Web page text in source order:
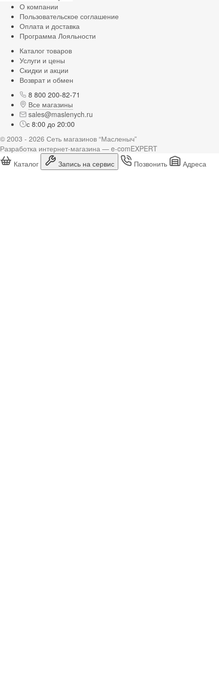
О компании
Пользовательское соглашение
Оплата и доставка
Программа Лояльности
Каталог товаров
Услуги и цены
Скидки и акции
Возврат и обмен
8 800 200-82-71
Все магазины
sales@maslenych.ru
с 8:00 до 20:00
© 2003 - 2026 Сеть магазинов “Масленыч”
Разработка интернет-магазина — e-comEXPERT
Каталог
Запись на сервис Позвонить Адреса